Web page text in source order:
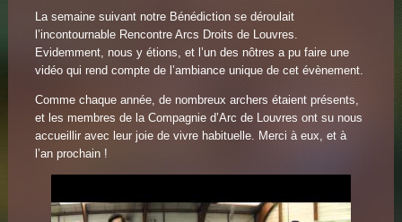
La semaine suivant notre Bénédiction se déroulait
l’incontournable Rencontre Arcs Droits de Louvres.
Evidemment, nous y étions, et l’un des nôtres a pu faire une
vidéo qui rend compte de l’ambiance unique de cet évènement.
Comme chaque année, de nombreux archers étaient présents,
et les membres de la Compagnie d’Arc de Louvres ont su nous
accueillir avec leur joie de vivre habituelle. Merci à eux, et à
l’an prochain !